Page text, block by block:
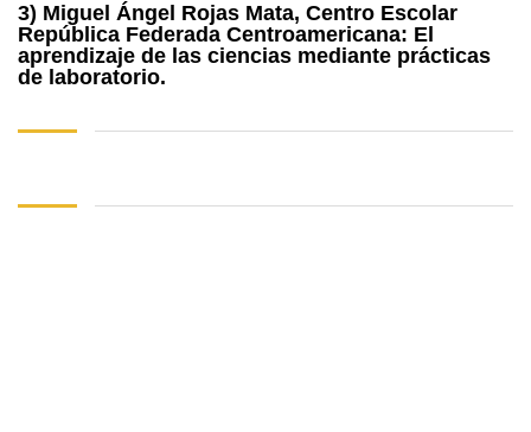
3) Miguel Ángel Rojas Mata, Centro Escolar
República Federada Centroamericana: El
aprendizaje de las ciencias mediante prácticas
de laboratorio.